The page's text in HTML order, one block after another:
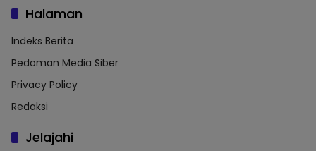
Halaman
Indeks Berita
Pedoman Media Siber
Privacy Policy
Redaksi
Jelajahi